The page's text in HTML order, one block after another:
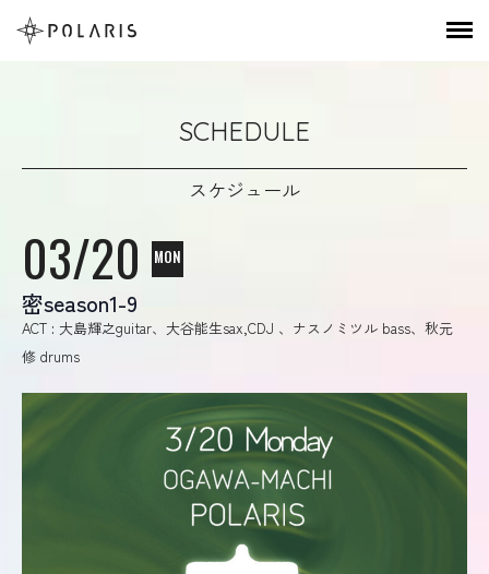
SCHEDULE
スケジュール
03/20 MON
密season1-9
ACT : 大島輝之guitar、大谷能生sax,CDJ 、ナスノミツル bass、秋元
修 drums